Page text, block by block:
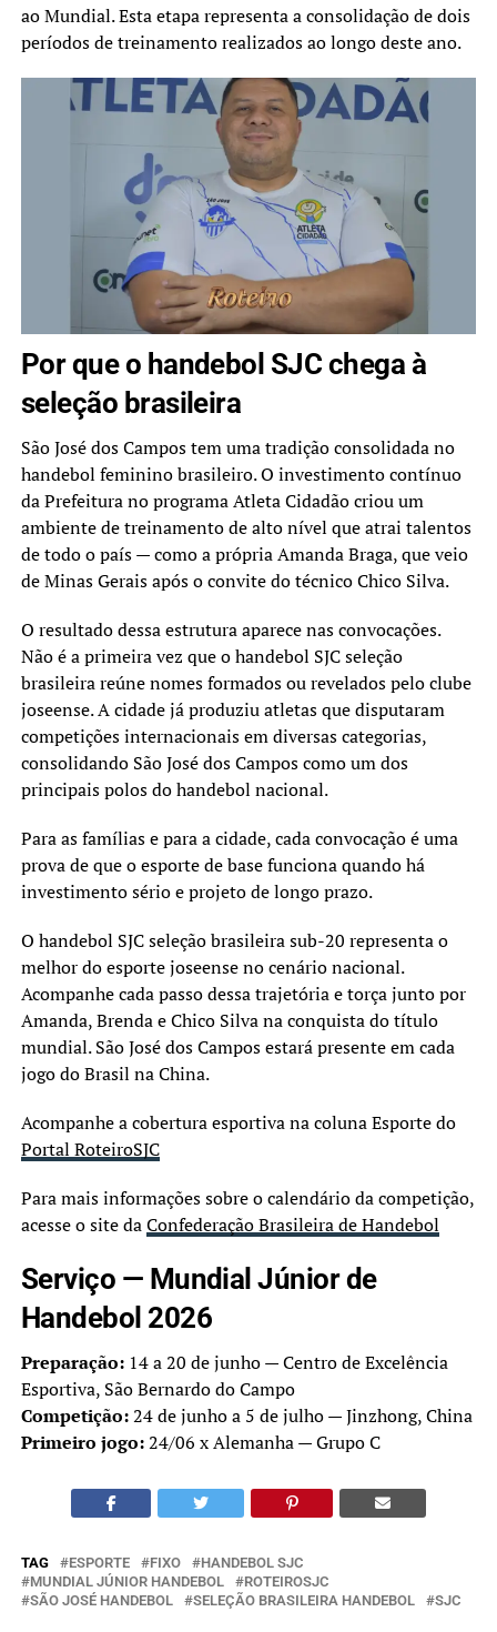
ao Mundial. Esta etapa representa a consolidação de dois
períodos de treinamento realizados ao longo deste ano.
Por que o handebol SJC chega à
seleção brasileira
São José dos Campos tem uma tradição consolidada no
handebol feminino brasileiro. O investimento contínuo
da Prefeitura no programa Atleta Cidadão criou um
ambiente de treinamento de alto nível que atrai talentos
de todo o país — como a própria Amanda Braga, que veio
de Minas Gerais após o convite do técnico Chico Silva.
O resultado dessa estrutura aparece nas convocações.
Não é a primeira vez que o handebol SJC seleção
brasileira reúne nomes formados ou revelados pelo clube
joseense. A cidade já produziu atletas que disputaram
competições internacionais em diversas categorias,
consolidando São José dos Campos como um dos
principais polos do handebol nacional.
Para as famílias e para a cidade, cada convocação é uma
prova de que o esporte de base funciona quando há
investimento sério e projeto de longo prazo.
O handebol SJC seleção brasileira sub-20 representa o
melhor do esporte joseense no cenário nacional.
Acompanhe cada passo dessa trajetória e torça junto por
Amanda, Brenda e Chico Silva na conquista do título
mundial. São José dos Campos estará presente em cada
jogo do Brasil na China.
Acompanhe a cobertura esportiva na coluna Esporte do
Portal RoteiroSJC
Para mais informações sobre o calendário da competição,
acesse o site daConfederação Brasileira de Handebol
Serviço — Mundial Júnior de
Handebol 2026
Preparação:14 a 20 de junho — Centro de Excelência
Esportiva, São Bernardo do Campo
Competição:24 de junho a 5 de julho — Jinzhong, China
Primeiro jogo:24/06 x Alemanha — Grupo C
TAG ESPORTE FIXO
HANDEBOL SJC
MUNDIAL JÚNIOR HANDEBOL
ROTEIROSJC
SÃO JOSÉ HANDEBOL
SELEÇÃO BRASILEIRA HANDEBOL SJC